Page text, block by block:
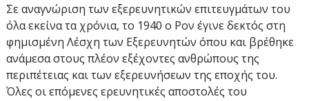
Σε αναγνώριση των εξερευνητικών επιτευγμάτων του
όλα εκείνα τα χρόνια, το 1940 ο Ρον έγινε δεκτός στη
φημισμένη Λέσχη των Εξερευνητών όπου και βρέθηκε
ανάμεσα στους πλέον εξέχοντες ανθρώπους της
περιπέτειας και των εξερευνήσεων της εποχής του.
Όλες οι επόμενες ερευνητικές αποστολές του